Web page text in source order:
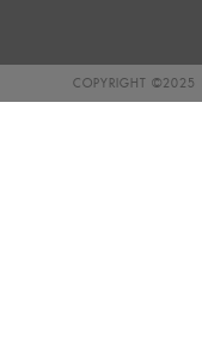
COPYRIGHT ©2025